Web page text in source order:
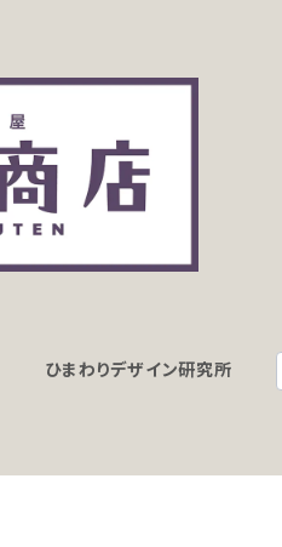
ひまわりデザイン研究所